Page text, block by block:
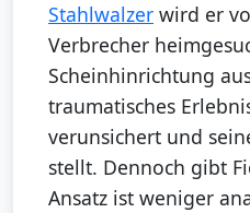
Stahlwalzer wird er
Verbrecher
Scheinhinrichtung
traumatisches
verunsichert und
stellt. Dennoch gibt
Ansatz ist weniger